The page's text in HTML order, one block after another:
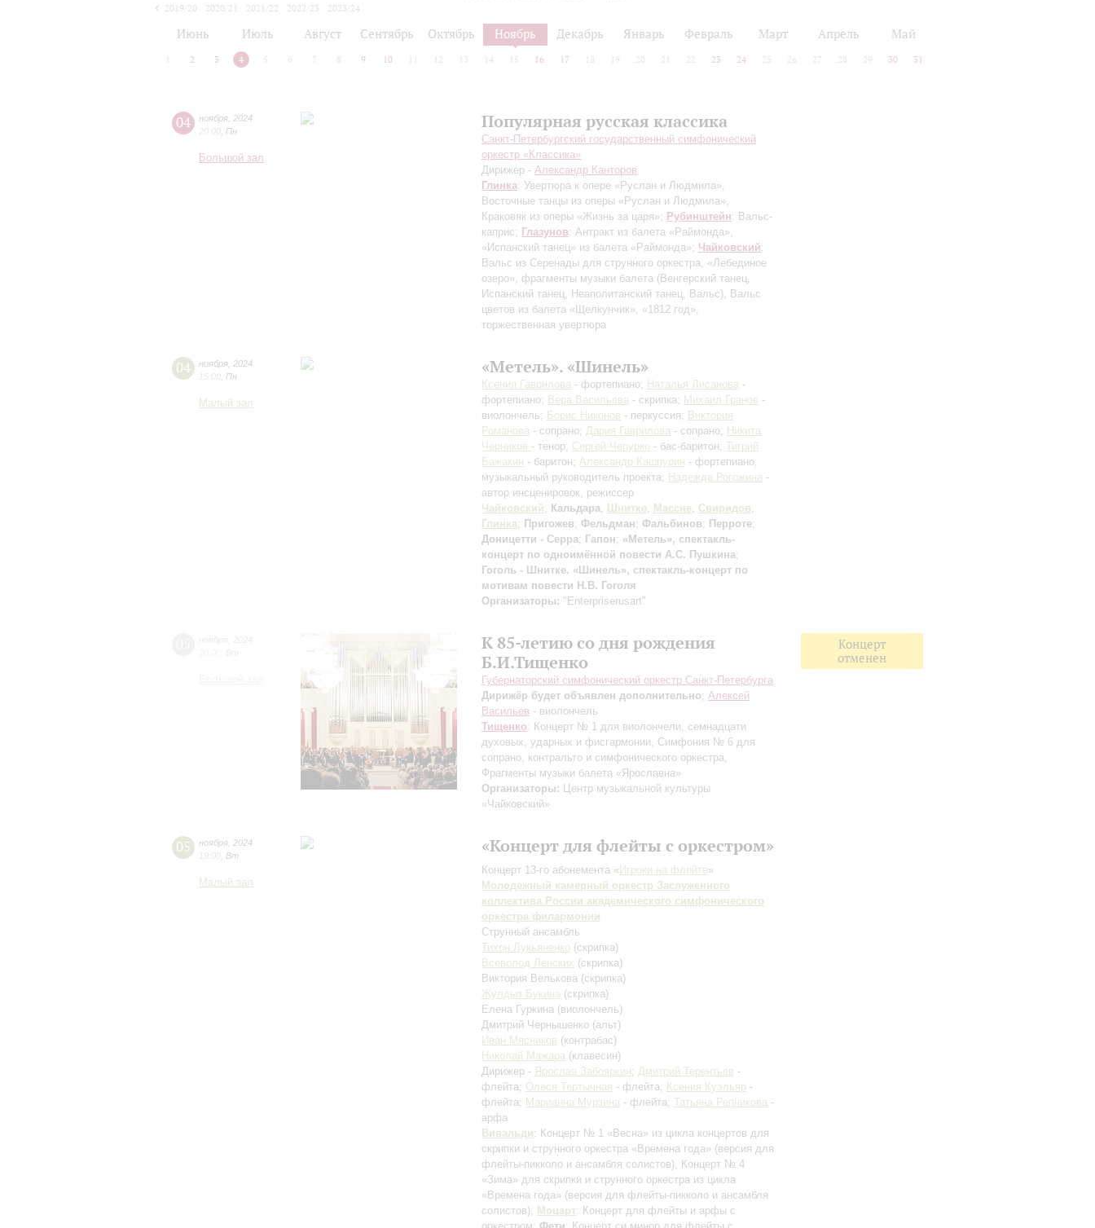
2019/20
2020/21 2021/22 2022/23
2023/24
Июнь Июль Август Сентябрь Октябрь Ноябрь Декабрь Январь Февраль Март Апрель Май
2 3 4 5 6 7 8 9 10 12 13 14 15 16 17 18 19 20 21 22 23 24 25 26 27 28 29 30 31
04 ноября 2024
20:00 Пн
Большой зал
Популярная русская классика
Санкт-Петербургский государственный симфонический
оркестр «Классика»
Дирижер - Александр Канторов
Глинка: Увертюра к опере «Руслан и Людмила»,
Восточные танцы из оперы «Руслан и Людмила»,
Краковяк из оперы «Жизнь за царя»; Рубинштейн: Вальс-
каприс; Глазунов: Антракт из балета «Раймонда»,
«Испанский танец» из балета «Раймонда»; Чайковский:
Вальс из Серенады для струнного оркестра, «Лебединое
озеро», фрагменты музыки балета (Венгерский танец,
Испанский танец, Неаполитанский танец, Вальс), Вальс
цветов из балета «Щелкунчик», «1812 год»,
торжественная увертюра
04 ноября 2024
15:00 Пн
Малый зал
«Метель». «Шинель»
Ксения Гаврилова - фортепиано; Наталья Лисанова -
фортепиано; Вера Васильева - скрипка; Михаил Гранов -
виолончель; Борис Никонов - перкуссия; Виктория
Романова - сопрано; Дария Гаврилова - сопрано; Никита
Черников - тенор; Сергей Чепурко - бас-баритон; Тигрий
Бажакин - баритон; Александр Кашпурин - фортепиано,
музыкальный руководитель проекта; Надежда Рогожина -
автор инсценировок, режиссер
Чайковский, Кальдара, Шнитке, Массне, Свиридов,
Глинка; Пригожев; Фельдман; Фальбинов; Перроте;
Доницетти - Серра; Гапон; «Метель», спектакль-
концерт по одноимённой повести А.С. Пушкина;
Гоголь - Шнитке. «Шинель», спектакль-концерт по
мотивам повести Н.В. Гоголя
Организаторы: "Enterpriserusart"
К 85-летию со дня рождения
Б.И.Тищенко
Губернаторский симфонический оркестр Санкт-Петербурга
Дирижёр будет объявлен дополнительно; Алексей
Васильев - виолончель
Тищенко: Концерт № 1 для виолончели, семнадцати
духовых, ударных и фисгармонии, Симфония № 6 для
сопрано, контральто и симфонического оркестра,
Фрагменты музыки балета «Ярославна»
Организаторы: Центр музыкальной культуры
«Чайковский»
Концерт
отменен
05 ноября 2024
19:00 Вт
Малый зал
«Концерт для флейты с оркестром»
Концерт 13-го абонемента « Игроки на флейте»
Молодежный камерный оркестр Заслуженного
коллектива России академического симфонического
оркестра филармонии
Струнный ансамбль
Тихон Лукьяненко (скрипка)
Всеволод Ленских (скрипка)
Виктория Велькова (скрипка)
Жулдыз Букина (скрипка)
Елена Гуркина (виолончель)
Дмитрий Чернышенко (альт)
Иван Мясников (контрабас)
Николай Мажара (клавесин)
Дирижер - Ярослав Забояркин; Дмитрий Терентьев -
флейта; Олеся Тертычная - флейта; Ксения Куэльяр -
флейта; Марианна Мурзина - флейта; Татьяна Репникова -
арфа
Вивальди: Концерт № 1 «Весна» из цикла концертов для
скрипки и струнного оркестра «Времена года» (версия для
флейты-пикколо и ансамбля солистов), Концерт № 4
«Зима» для скрипки и струнного оркестра из цикла
«Времена года» (версия для флейты-пикколо и ансамбля
солистов); Моцарт: Концерт для флейты и арфы с